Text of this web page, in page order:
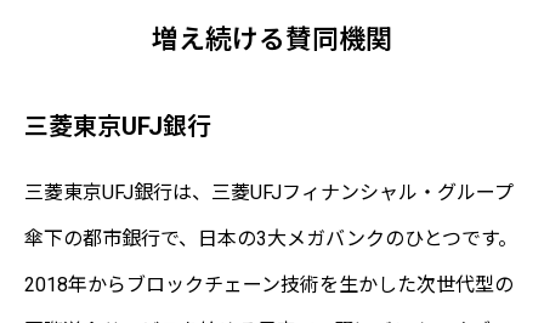
増え続ける賛同機関
三菱東京UFJ銀行
三菱東京UFJ銀行は、三菱UFJフィナンシャル・グループ
傘下の都市銀行で、日本の3大メガバンクのひとつです。
2018年からブロックチェーン技術を生かした次世代型の